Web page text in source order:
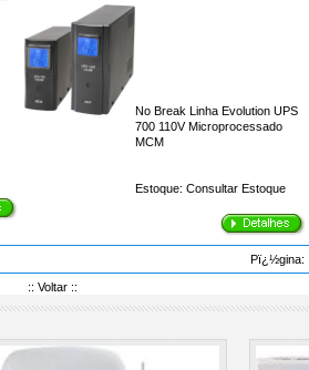
No Break Linha Evolution UPS
700 110V Microprocessado
MCM
Estoque: Consultar Estoque
:: Voltar::